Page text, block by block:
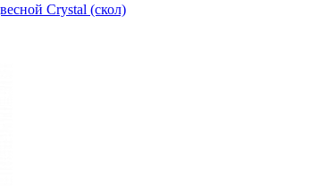
Crystal (скол)